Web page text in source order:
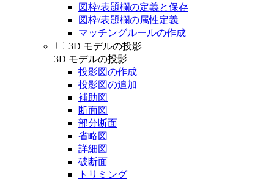
図枠/表題欄の定義と保存
図枠/表題欄の属性定義
マッチングルールの作成
3D モデルの投影
3D モデルの投影
投影図の作成
投影図の追加
補助図
断面図
部分断面
省略図
詳細図
破断面
トリミング